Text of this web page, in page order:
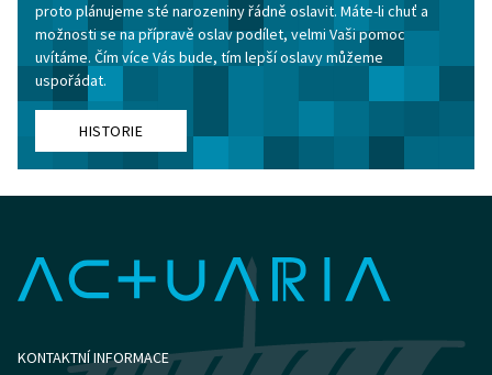
proto plánujeme sté narozeniny řádně oslavit. Máte-li chuť a
možnosti se na přípravě oslav podílet, velmi Vaši pomoc
uvítáme. Čím více Vás bude, tím lepší oslavy můžeme
uspořádat.
HISTORIE
KONTAKTNÍ INFORMACE